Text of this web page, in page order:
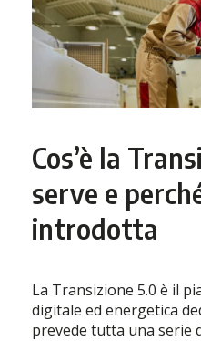
Cos’è la
serve e
introdotta
La Transizione 5.0 è il
digitale ed energetica
prevede tutta una serie